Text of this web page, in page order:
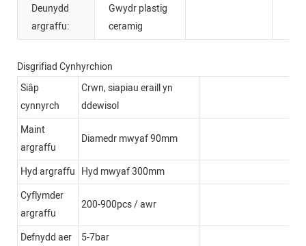
Deunydd
argraffu:
Gwydr plastig
ceramig
Disgrifiad Cynhyrchion
Siâp
cynnyrch
Crwn, siapiau eraill yn
ddewisol
Maint
argraffu
Diamedr mwyaf 90mm
Hyd argraffu Hyd mwyaf 300mm
Cyflymder
argraffu
200-900pcs / awr
Defnydd aer
5-7bar